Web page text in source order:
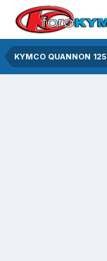
KYMCO QUANNON 125